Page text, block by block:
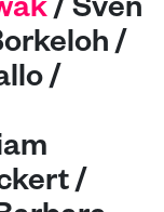
/ Sven
/
/
/